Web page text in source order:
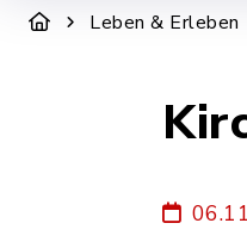
Leben & Erleben